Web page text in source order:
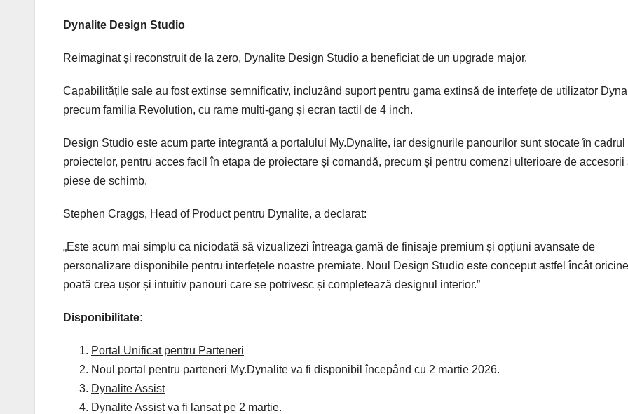
Dynalite Design Studio
Reimaginat și reconstruit de la zero, Dynalite Design Studio a beneficiat de un upgrade major.
Capabilitățile sale au fost extinse semnificativ, incluzând suport pentru gama extinsă de interfețe de utilizator
precum familia Revolution, cu rame multi-gang și ecran tactil de 4 inch.
Design Studio este acum parte integrantă a portalului My.Dynalite, iar designurile panourilor sunt stocate în cadrul
proiectelor, pentru acces facil în etapa de proiectare și comandă, precum și pentru comenzi ulterioare de accesorii
piese de schimb.
Stephen Craggs, Head of Product pentru Dynalite, a declarat:
„Este acum mai simplu ca niciodată să vizualizezi întreaga gamă de finisaje premium și opțiuni avansate de
personalizare disponibile pentru interfețele noastre premiate. Noul Design Studio este conceput astfel încât
poată crea ușor și intuitiv panouri care se potrivesc și completează designul interior.”
Disponibilitate:
Portal Unificat pentru Parteneri
Noul portal pentru parteneri My.Dynalite va fi disponibil începând cu 2 martie 2026.
Dynalite Assist
Dynalite Assist va fi lansat pe 2 martie.